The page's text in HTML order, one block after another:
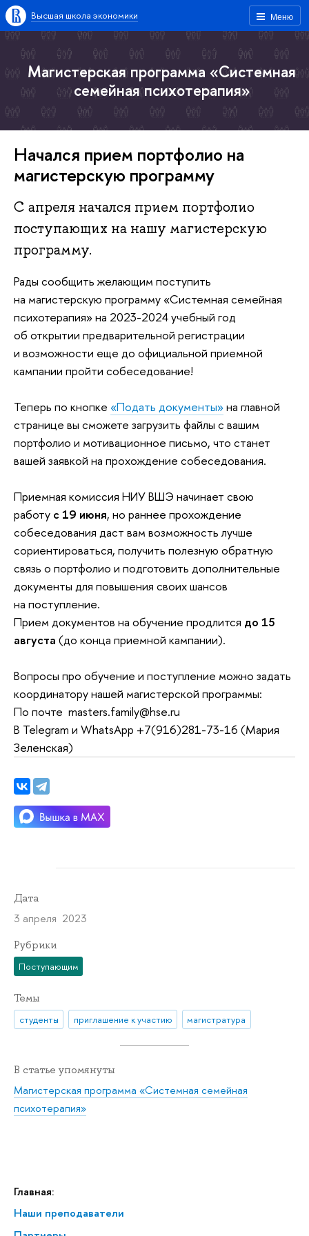
Меню
Высшая школа экономики
Магистерская программа «Системная
семейная психотерапия»
Главная:
Наши преподаватели
Начался прием портфолио на
магистерскую программу
С апреля начался прием портфолио
поступающих на нашу магистерскую
программу.
Рады сообщить желающим поступить
на магистерскую программу «Системная семейная
психотерапия» на 2023-2024 учебный год
об открытии предварительной регистрации
и возможности еще до официальной приемной
кампании пройти собеседование!
Теперь по кнопке «Подать документы»на главной
странице вы сможете загрузить файлы с вашим
портфолио и мотивационное письмо, что станет
вашей заявкой на прохождение собеседования.
Приемная комиссия НИУ ВШЭ начинает свою
работу с 19 июня, но раннее прохождение
собеседования даст вам возможность лучше
сориентироваться, получить полезную обратную
связь о портфолио и подготовить дополнительные
документы для повышения своих шансов
на поступление.
Прием документов на обучение продлится до 15
августа (до конца приемной кампании).
Вопросы про обучение и поступление можно задать
координатору нашей магистерской программы:
По почте masters.family@hse.ru
В Telegram и WhatsApp +7(916)281-73-16 (Мария
Зеленская)
Дата
3 апреля 2023
Рубрики
Поступающим
Темы
студенты приглашение к участию магистратура
В статье упомянуты
Магистерская программа «Системная семейная
психотерапия»